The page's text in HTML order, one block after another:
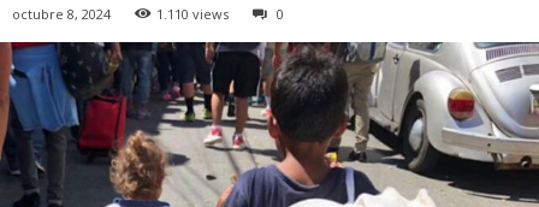
octubre 8, 2024 1.110 views 0